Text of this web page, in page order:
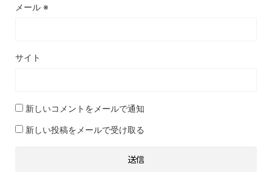
メール ※
サイト
新しいコメントをメールで通知
新しい投稿をメールで受け取る